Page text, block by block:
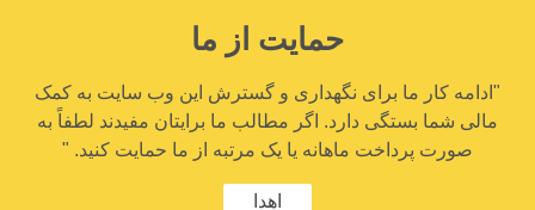
حمایت از ما
"ادامه کار ما برای نگهداری و گسترش این وب سایت به کمک
مالی شما بستگی دارد. اگر مطالب ما برایتان مفیدند لطفاً به
صورت پرداخت ماهانه یا یک مرتبه از ما حمایت کنید. "
اهدا